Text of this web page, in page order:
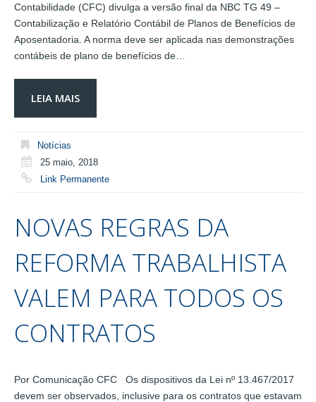
Contabilidade (CFC) divulga a versão final da NBC TG 49 –
Contabilização e Relatório Contábil de Planos de Benefícios de
Aposentadoria. A norma deve ser aplicada nas demonstrações
contábeis de plano de benefícios de…
LEIA MAIS
Notícias
25 maio, 2018
Link Permanente
NOVAS REGRAS DA
REFORMA TRABALHISTA
VALEM PARA TODOS OS
CONTRATOS
Por Comunicação CFC Os dispositivos da Lei nº 13.467/2017
devem ser observados, inclusive para os contratos que estavam